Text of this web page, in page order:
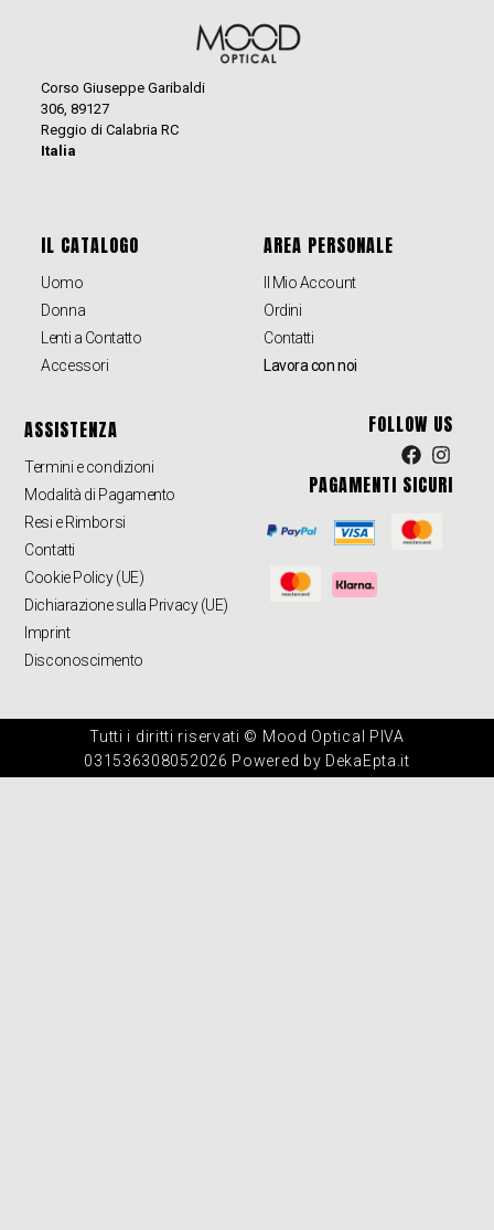
Corso Giuseppe Garibaldi
306, 89127
Reggio di Calabria RC
Italia
IL CATALOGO
Uomo
Donna
Lenti a Contatto
Accessori
AREA PERSONALE
Il Mio Account
Ordini
Contatti
Lavora con noi
ASSISTENZA
Termini e condizioni
Modalità di Pagamento
Resi e Rimborsi
Contatti
Cookie Policy (UE)
Dichiarazione sulla Privacy (UE)
Imprint
Disconoscimento
FOLLOW US
PAGAMENTI SICURI
Tutti i diritti riservati © Mood Optical PIVA
031536308052026 Powered by DekaEpta.it